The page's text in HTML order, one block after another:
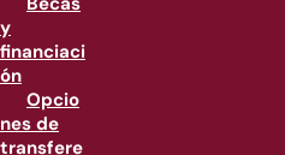
y
financiaci
ón
Opcio
nes de
transfere